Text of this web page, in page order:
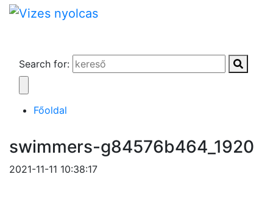
Search for:
Főoldal
swimmers-g84576b464_1920
2021-11-11 10:38:17